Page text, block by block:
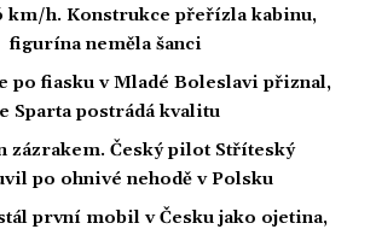
km/h. Konstrukce přeřízla kabinu,
figurína neměla šanci
po fiasku v Mladé Boleslavi přiznal,
Sparta postrádá kvalitu
zázrakem. Český pilot Stříteský
po ohnivé nehodě v Polsku
první mobil v Česku jako ojetina,